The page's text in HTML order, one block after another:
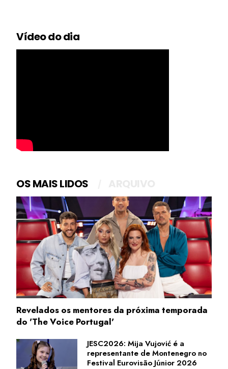
Vídeo do dia
OS MAIS LIDOS
Revelados os mentores da próxima temporada
do 'The Voice Portugal'
JESC2026: Mija Vujović é a
representante de Montenegro no
Festival Eurovisão Júnior 2026